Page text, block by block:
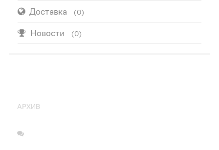
Доставка (0)
Новости (0)
АРХИВ